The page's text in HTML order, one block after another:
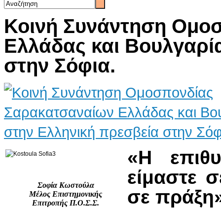
Κοινή Συνάντηση
Ελλάδας και
στην Σόφια.
Σοφία Κωστούλα
Μέλος Επιστημονικής
Επιτροπής Π.Ο.Σ.Σ.
«Η
είμαστε
σε